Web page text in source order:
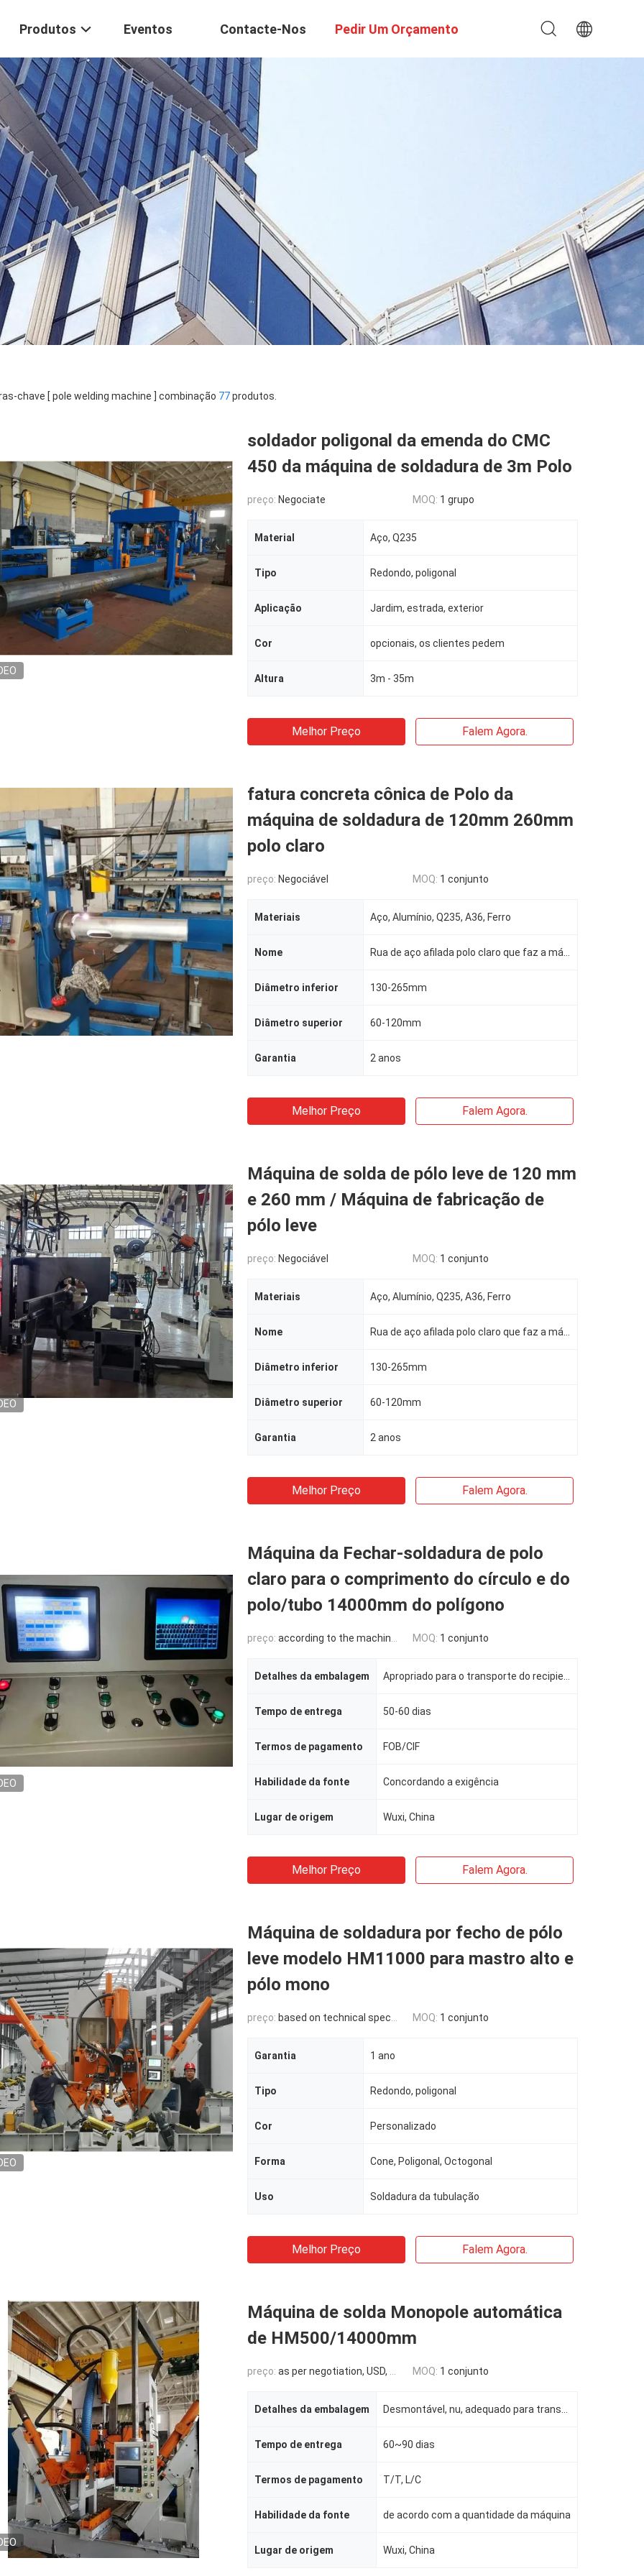
Produtos Eventos Contacte-Nos Pedir Um Orçamento
chave [ pole welding machine ] combinação 77produtos.
soldador poligonal da emenda do CMC
450 da máquina de soldadura de 3m Polo
preço: Negociate MOQ: 1 grupo
Material Aço, Q235
Tipo Redondo, poligonal
Aplicação Jardim, estrada, exterior
Cor opcionais, os clientes pedem
Altura 3m - 35m
Melhor Preço Falem Agora.
fatura concreta cônica de Polo da
máquina de soldadura de 120mm 260mm
polo claro
preço: Negociável MOQ: 1 conjunto
Materiais Aço, Alumínio, Q235, A36, Ferro
Nome
Diâmetro inferior 130-265mm
Diâmetro superior 60-120mm
Garantia 2 anos
Melhor Preço Falem Agora.
Máquina de solda de pólo leve de 120 mm
e 260 mm / Máquina de fabricação de
pólo leve
preço: Negociável MOQ: 1 conjunto
Materiais Aço, Alumínio, Q235, A36, Ferro
Nome
Diâmetro inferior 130-265mm
Diâmetro superior 60-120mm
Garantia 2 anos
Melhor Preço Falem Agora.
Máquina da Fechar-soldadura de polo
claro para o comprimento do círculo e do
polo/tubo 14000mm do polígono
preço: according to the machine requirement MOQ: 1 conjunto
Detalhes da embalagem
Tempo de entrega 50-60 dias
Termos de pagamento FOB/CIF
Habilidade da fonte Concordando a exigência
Lugar de origem Wuxi, China
Melhor Preço Falem Agora.
Máquina de soldadura por fecho de pólo
leve modelo HM11000 para mastro alto e
pólo mono
preço: based on technical specification MOQ: 1 conjunto
Garantia 1 ano
Tipo Redondo, poligonal
Cor Personalizado
Forma Cone, Poligonal, Octogonal
Uso Soldadura da tubulação
Melhor Preço Falem Agora.
Máquina de solda Monopole automática
de HM500/14000mm
preço: as per negotiation, USD, EURO, RMB are acceptable MOQ: 1 conjunto
Detalhes da embalagem
Tempo de entrega 60~90 dias
Termos de pagamento T/T, L/C
Habilidade da fonte de acordo com a quantidade da máquina
Lugar de origem Wuxi, China